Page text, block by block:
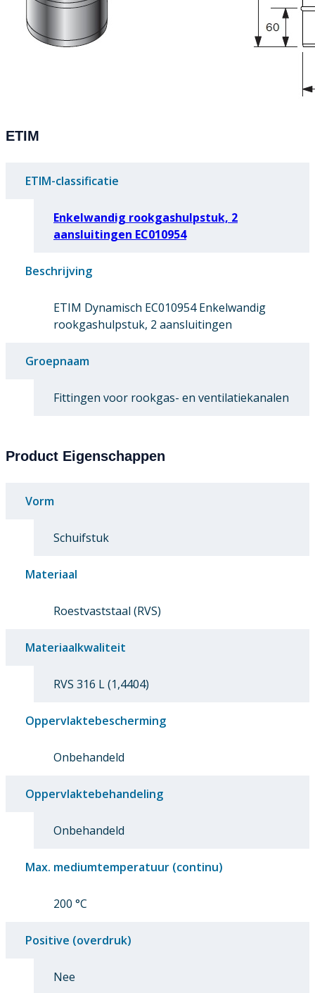
ETIM
ETIM-classificatie
Enkelwandig rookgashulpstuk, 2
aansluitingen EC010954
Beschrijving
ETIM Dynamisch EC010954 Enkelwandig
rookgashulpstuk, 2 aansluitingen
Groepnaam
Fittingen voor rookgas- en ventilatiekanalen
Product Eigenschappen
Vorm
Schuifstuk
Materiaal
Roestvaststaal (RVS)
Materiaalkwaliteit
RVS 316 L (1,4404)
Oppervlaktebescherming
Onbehandeld
Oppervlaktebehandeling
Onbehandeld
Max. mediumtemperatuur (continu)
200 °C
Positive (overdruk)
Nee